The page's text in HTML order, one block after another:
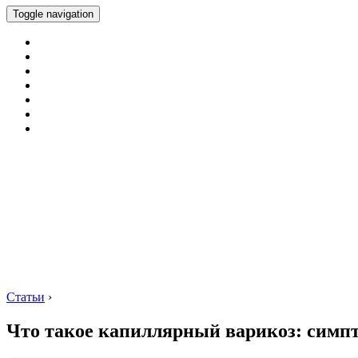
Toggle navigation
Статьи ›
Что такое капиллярный варикоз: